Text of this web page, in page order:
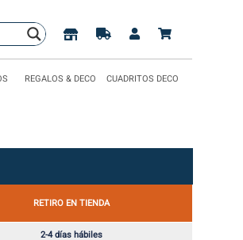
REGALOS & DECO CUADRITOS DECO
RETIRO EN TIENDA
2-4 días hábiles